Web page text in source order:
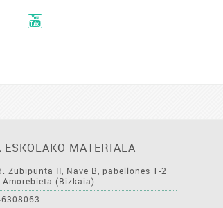
ESKOLAKO MATERIALA
Zubipunta II, Nave B, pabellones 1-2
Amorebieta (Bizkaia)